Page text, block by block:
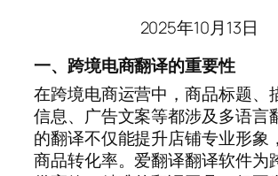
2025年10月13日
一、跨境电商翻译的重要性
在跨境电商运营中，商品标题、
信息、广告文案等都涉及多语言
的翻译不仅能提升店铺专业形象
商品转化率。爱翻译翻译软件为